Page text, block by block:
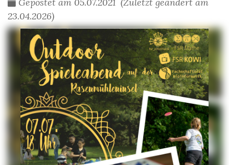
23.04.2026)